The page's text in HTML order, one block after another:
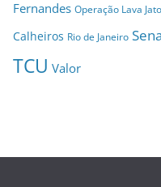
Fernandes Operação Lava Jato
Calheiros Rio de Janeiro
TCU Valor